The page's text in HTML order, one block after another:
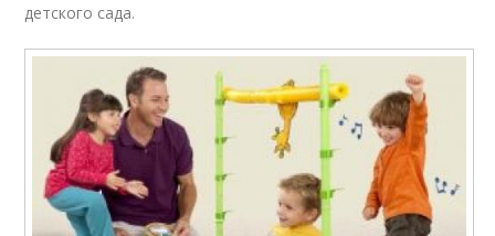
детского сада.